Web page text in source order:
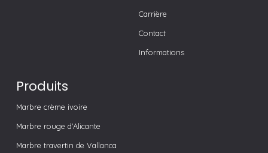
Carrière
Contact
Informations
Produits
Marbre crème ivoire
Marbre rouge d'Alicante
Marbre travertin de Vallanca